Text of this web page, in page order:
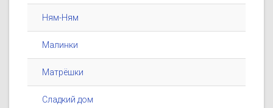
Ням-Ням
Малинки
Матрёшки
Сладкий дом